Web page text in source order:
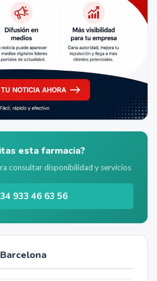
esta farmacia?
consultar disponibilidad y servicios
933 46 63 56
Barcelona